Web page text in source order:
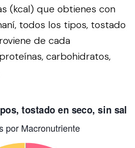
(kcal) que obtienes con
todos los tipos, tostado
de cada
carbohidratos,